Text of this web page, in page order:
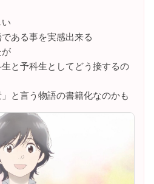
ある事を実感出来る
が
と予科生としてどう接するの
と言う物語の書籍化なのかも